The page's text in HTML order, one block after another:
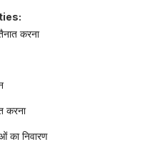
करना
करना
का निवारण